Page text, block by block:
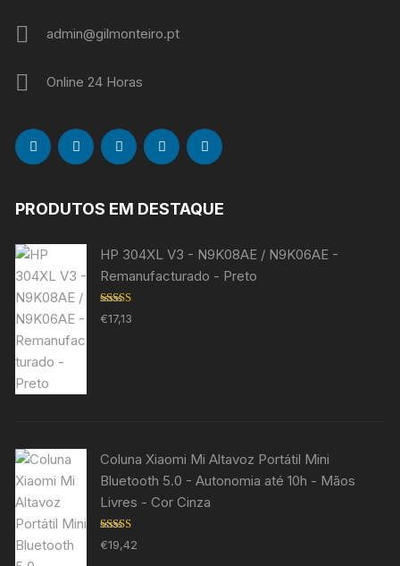
admin@gilmonteiro.pt
Online 24 Horas
PRODUTOS EM DESTAQUE
HP 304XL V3 - N9K08AE / N9K06AE -
Remanufacturado - Preto
Avaliação
5.00 de 5
€17,13
Coluna Xiaomi Mi Altavoz Portátil Mini
Bluetooth 5.0 - Autonomia até 10h - Mãos
Livres - Cor Cinza
Avaliação
5.00de 5
€19,42